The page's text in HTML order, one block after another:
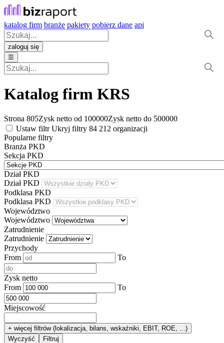
katalog firm branże pakiety pobierz dane api
zaloguj się
☰
Katalog firm KRS
Strona 805Zysk netto od 100000Zysk netto do 500000
Ustaw filtr Ukryj filtry 84 212 organizacji
Popularne filtry
Branża PKD
Sekcja PKD
Dział PKD
Dział PKD
Podklasa PKD
Podklasa PKD
Województwo
Województwo
Zatrudnienie
Zatrudnienie
Przychody
From
To
Zysk netto
From
To
Miejscowość
+ więcej filtrów (lokalizacja, bilans, wskaźniki, EBIT, ROE, ...)
Wyczyść
Filtruj